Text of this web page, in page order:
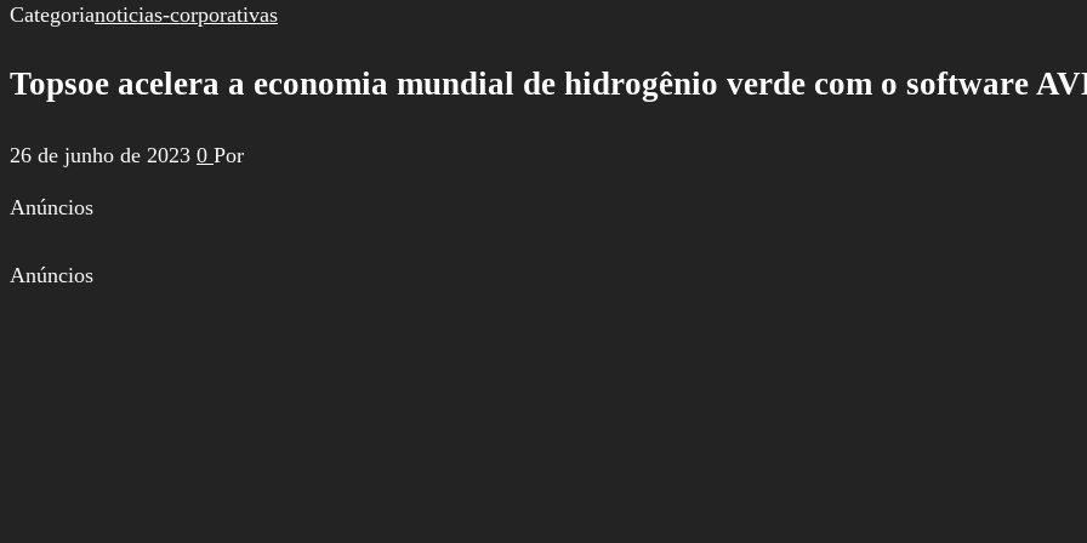
por:
Categorianoticias-corporativas
Topsoe acelera a economia mundial de hidrogênio verde com o software
26 de junho de 2023 0 Por
Anúncios
Anúncios